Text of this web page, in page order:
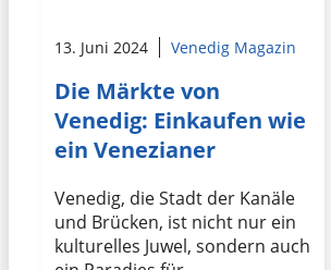
13. Juni 2024 Venedig Magazin
Die Märkte von
Venedig: Einkaufen wie
ein Venezianer
Venedig, die Stadt der Kanäle
und Brücken, ist nicht nur ein
kulturelles Juwel, sondern auch